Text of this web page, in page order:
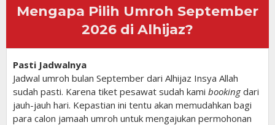
Mengapa Pilih Umroh September
2026 di Alhijaz?
Pasti Jadwalnya
Jadwal umroh bulan September dari Alhijaz Insya Allah
sudah pasti. Karena tiket pesawat sudah kami bookingdari
jauh-jauh hari. Kepastian ini tentu akan memudahkan bagi
para calon jamaah umroh untuk mengajukan permohonan